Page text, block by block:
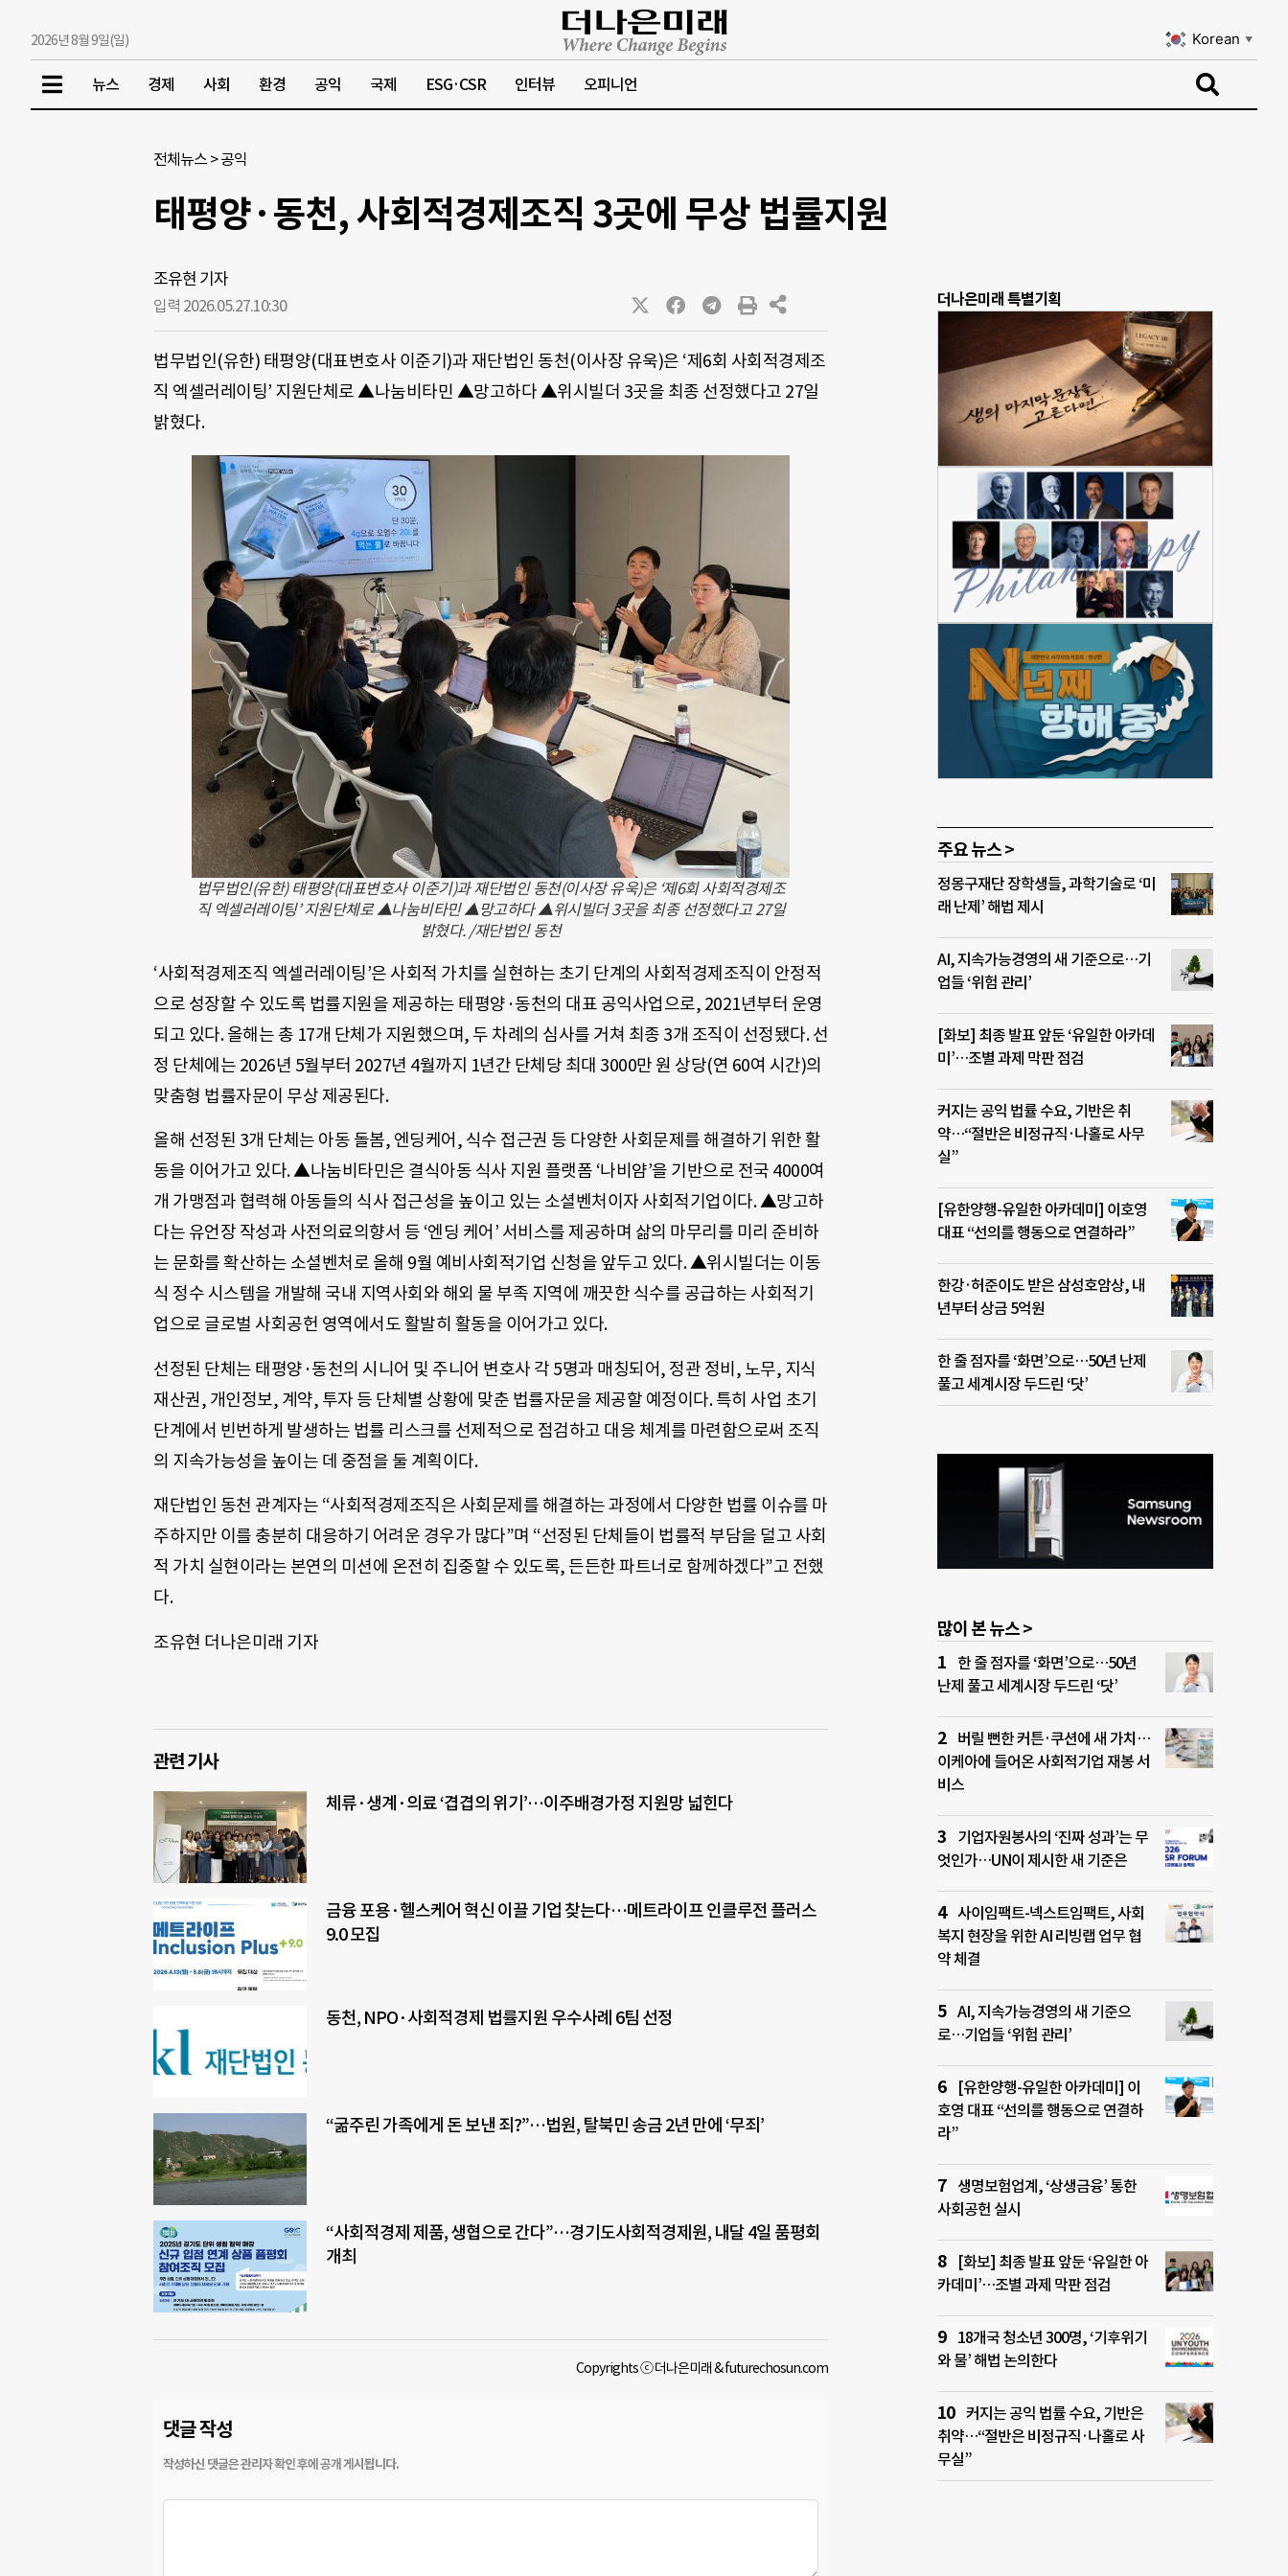
2026년 8월 9일(일) Korean ▼
뉴스 경제 사회 환경 공익 국제 ESG·CSR 인터뷰 오피니언
전체뉴스 >공익
태평양·동천, 사회적경제조직 3곳에 무상 법률지원
조유현 기자
입력 2026.05.27.10:30
법무법인(유한) 태평양(대표변호사 이준기)과 재단법인 동천(이사장 유욱)은 ‘제6회 사회적경제조
직 엑셀러레이팅’ 지원단체로 ▲나눔비타민 ▲망고하다 ▲위시빌더 3곳을 최종 선정했다고 27일
밝혔다.
법무법인(유한) 태평양(대표변호사 이준기)과 재단법인 동천(이사장 유욱)은 ‘제6회 사회적경제조
직 엑셀러레이팅’ 지원단체로 ▲나눔비타민 ▲망고하다 ▲위시빌더 3곳을 최종 선정했다고 27일
밝혔다. /재단법인 동천
‘사회적경제조직 엑셀러레이팅’은 사회적 가치를 실현하는 초기 단계의 사회적경제조직이 안정적
으로 성장할 수 있도록 법률지원을 제공하는 태평양·동천의 대표 공익사업으로, 2021년부터 운영
되고 있다. 올해는 총 17개 단체가 지원했으며, 두 차례의 심사를 거쳐 최종 3개 조직이 선정됐다. 선
정 단체에는 2026년 5월부터 2027년 4월까지 1년간 단체당 최대 3000만 원 상당(연 60여 시간)의
맞춤형 법률자문이 무상 제공된다.
올해 선정된 3개 단체는 아동 돌봄, 엔딩케어, 식수 접근권 등 다양한 사회문제를 해결하기 위한 활
동을 이어가고 있다. ▲나눔비타민은 결식아동 식사 지원 플랫폼 ‘나비얌’을 기반으로 전국 4000여
개 가맹점과 협력해 아동들의 식사 접근성을 높이고 있는 소셜벤처이자 사회적기업이다. ▲망고하
다는 유언장 작성과 사전의료의향서 등 ‘엔딩 케어’ 서비스를 제공하며 삶의 마무리를 미리 준비하
는 문화를 확산하는 소셜벤처로 올해 9월 예비사회적기업 신청을 앞두고 있다. ▲위시빌더는 이동
식 정수 시스템을 개발해 국내 지역사회와 해외 물 부족 지역에 깨끗한 식수를 공급하는 사회적기
업으로 글로벌 사회공헌 영역에서도 활발히 활동을 이어가고 있다.
선정된 단체는 태평양·동천의 시니어 및 주니어 변호사 각 5명과 매칭되어, 정관 정비, 노무, 지식
재산권, 개인정보, 계약, 투자 등 단체별 상황에 맞춘 법률자문을 제공할 예정이다. 특히 사업 초기
단계에서 빈번하게 발생하는 법률 리스크를 선제적으로 점검하고 대응 체계를 마련함으로써 조직
의 지속가능성을 높이는 데 중점을 둘 계획이다.
재단법인 동천 관계자는 “사회적경제조직은 사회문제를 해결하는 과정에서 다양한 법률 이슈를 마
주하지만 이를 충분히 대응하기 어려운 경우가 많다”며 “선정된 단체들이 법률적 부담을 덜고 사회
적 가치 실현이라는 본연의 미션에 온전히 집중할 수 있도록, 든든한 파트너로 함께하겠다”고 전했
다.
조유현 더나은미래 기자
관련 기사
체류·생계·의료 ‘겹겹의 위기’…이주배경가정 지원망 넓힌다
금융 포용·헬스케어 혁신 이끌 기업 찾는다…메트라이프 인클루전 플러스
9.0 모집
동천, NPO·사회적경제 법률지원 우수사례 6팀 선정
“굶주린 가족에게 돈 보낸 죄?”…법원, 탈북민 송금 2년 만에 ‘무죄’
“사회적경제 제품, 생협으로 간다”…경기도사회적경제원, 내달 4일 품평회
개최
Copyrights ⓒ 더나은미래 & futurechosun.com
댓글 작성
더나은미래 특별기획
주요 뉴스 >
정몽구재단 장학생들, 과학기술로 ‘미
래 난제’ 해법 제시
AI, 지속가능경영의 새 기준으로…기
업들 ‘위험 관리’
[화보] 최종 발표 앞둔 ‘유일한 아카데
미’…조별 과제 막판 점검
커지는 공익 법률 수요, 기반은 취
약…“절반은 비정규직·나홀로 사무
실”
[유한양행-유일한 아카데미] 이호영
대표 “선의를 행동으로 연결하라”
한강·허준이도 받은 삼성호암상, 내
년부터 상금 5억원
한 줄 점자를 ‘화면’으로…50년 난제
풀고 세계시장 두드린 ‘닷’
많이 본 뉴스 >
한 줄 점자를 ‘화면’으로…50년
난제 풀고 세계시장 두드린 ‘닷’
버릴 뻔한 커튼·쿠션에 새 가치…
이케아에 들어온 사회적기업 재봉 서
비스
기업자원봉사의 ‘진짜 성과’는 무
엇인가…UN이 제시한 새 기준은
사이임팩트-넥스트임팩트, 사회
복지 현장을 위한 AI 리빙랩 업무 협
약 체결
AI, 지속가능경영의 새 기준으
로…기업들 ‘위험 관리’
[유한양행-유일한 아카데미] 이
호영 대표 “선의를 행동으로 연결하
라”
생명보험업계, ‘상생금융’ 통한
사회공헌 실시
[화보] 최종 발표 앞둔 ‘유일한 아
카데미’…조별 과제 막판 점검
18개국 청소년 300명, ‘기후위기
와 물’ 해법 논의한다
커지는 공익 법률 수요, 기반은
취약…“절반은 비정규직·나홀로 사
무실”